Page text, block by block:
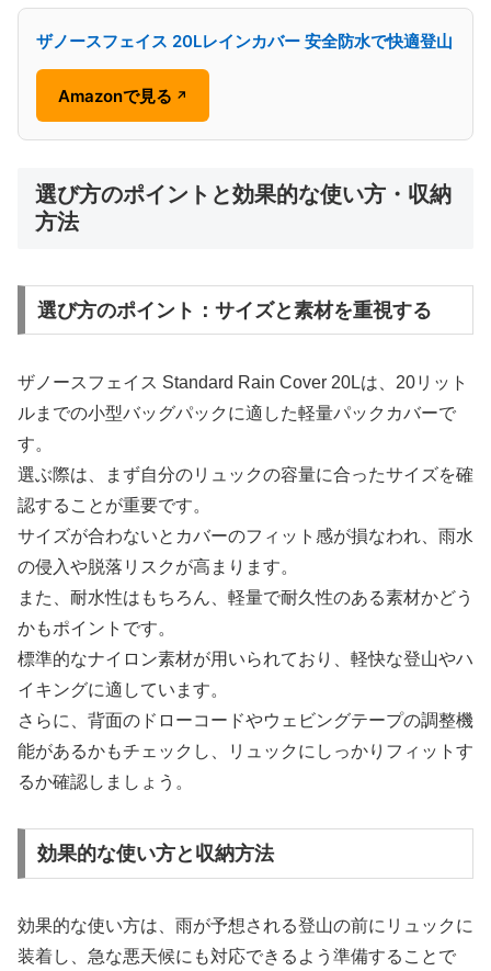
ザノースフェイス 20Lレインカバー 安全防水で快適登山
Amazonで見る ↗
選び方のポイントと効果的な使い方・収納
方法
選び方のポイント：サイズと素材を重視する
ザノースフェイス Standard Rain Cover 20Lは、20リット
ルまでの小型バッグパックに適した軽量パックカバーで
す。
選ぶ際は、まず自分のリュックの容量に合ったサイズを確
認することが重要です。
サイズが合わないとカバーのフィット感が損なわれ、雨水
の侵入や脱落リスクが高まります。
また、耐水性はもちろん、軽量で耐久性のある素材かどう
かもポイントです。
標準的なナイロン素材が用いられており、軽快な登山やハ
イキングに適しています。
さらに、背面のドローコードやウェビングテープの調整機
能があるかもチェックし、リュックにしっかりフィットす
るか確認しましょう。
効果的な使い方と収納方法
効果的な使い方は、雨が予想される登山の前にリュックに
装着し、急な悪天候にも対応できるよう準備することで